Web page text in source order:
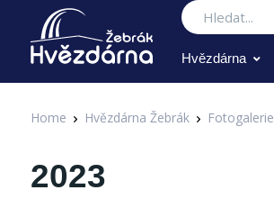
Hledat
Hvězdárna
Home Hvězdárna Žebrák Fotogalerie
2023